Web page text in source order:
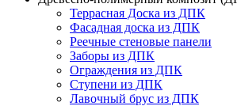
Террасная Доска из ДПК
Фасадная доска из ДПК
Реечные стеновые панели
Заборы из ДПК
Ограждения из ДПК
Ступени из ДПК
Лавочный брус из ДПК